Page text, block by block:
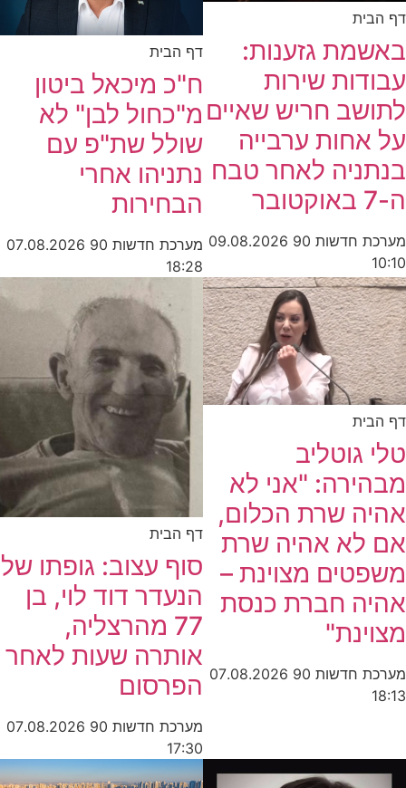
דף הבית
באשמת גזענות:
עבודות שירות
לתושב חריש שאיים
על אחות ערבייה
בנתניה לאחר טבח
ה-7 באוקטובר
מערכת חדשות 90
09.08.2026
10:10
דף הבית
ח"כ מיכאל ביטון
מ"כחול לבן" לא
שולל שת"פ עם
נתניהו אחרי
הבחירות
מערכת חדשות 90
07.08.2026
18:28
דף הבית
טלי גוטליב
מבהירה: "אני לא
אהיה שרת הכלום,
אם לא אהיה שרת
משפטים מצוינת –
אהיה חברת כנסת
מצוינת"
מערכת חדשות 90
07.08.2026
18:13
דף הבית
סוף עצוב: גופתו של
הנעדר דוד לוי, בן
77 מהרצליה,
אותרה שעות לאחר
הפרסום
מערכת חדשות 90
07.08.2026
17:30